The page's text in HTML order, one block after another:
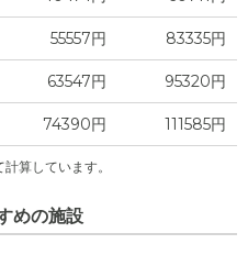
55557円 83335円
63547円 95320円
74390円 111585円
算しています。
めの施設